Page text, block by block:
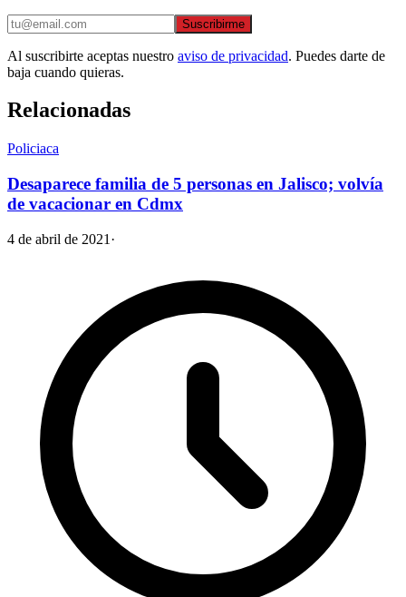
Suscribirme
Al suscribirte aceptas nuestro aviso de privacidad. Puedes darte de
baja cuando quieras.
Relacionadas
Policiaca
Desaparece familia de 5 personas en Jalisco; volvía
de vacacionar en Cdmx
4 de abril de 2021 ·